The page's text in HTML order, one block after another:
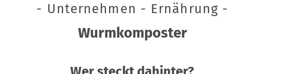
- Unternehmen - Ernährung -
Wurmkomposter